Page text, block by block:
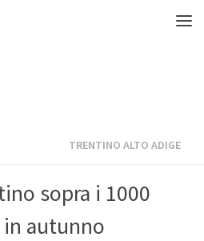
TRENTINO ALTO ADIGE
sopra i 1000
in autunno